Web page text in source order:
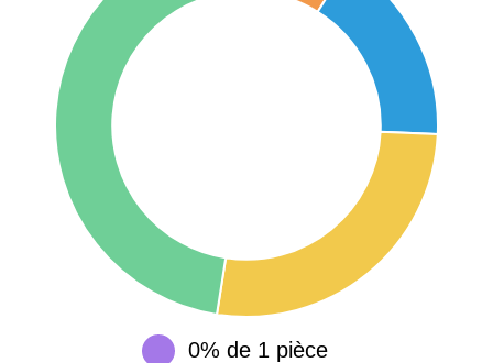
arrondissement
75016 -
16ème
arrondissement
15 155 €
83000 - 4 284 €
Grenoble 2 917 € 3 382 €
0% de 1 pièce